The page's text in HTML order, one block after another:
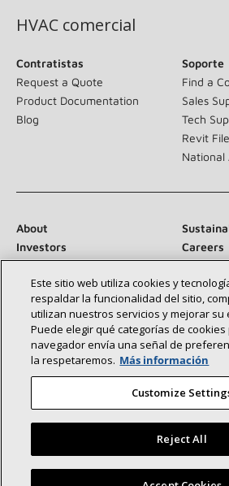
HVAC comercial
Contratistas
Request a Quote
Product Documentation
Blog
Soporte
Find a
Sales
Tech
Revit
National
About
Investors
Careers
Suppliers
Contact
Newsroom
Conéctese con nosotros:
©2026 Lennox International Inc.
Este sitio web utiliza cookies y
respaldar la funcionalidad del sitio,
utilizan nuestros servicios y mejorar su
Puede elegir qué categorías de cookies
navegador envía una señal de
la respetaremos. Más información
Customize
Reject All